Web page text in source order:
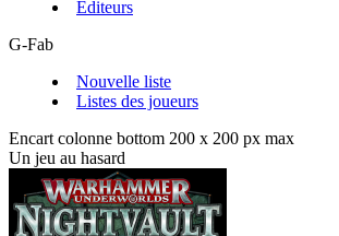
Editeurs
G-Fab
Nouvelle liste
Listes des joueurs
Encart colonne bottom 200 x 200 px max
Un jeu au hasard